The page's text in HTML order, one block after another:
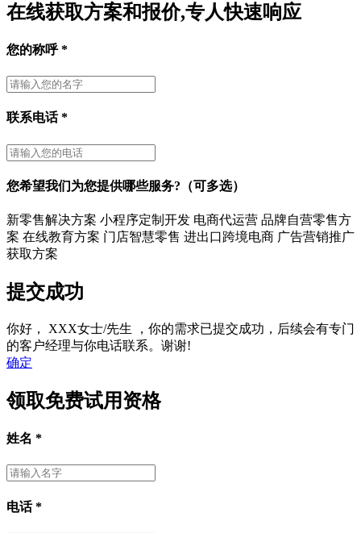
在线获取方案和报价,专人快速响应
您的称呼*
联系电话*
您希望我们为您提供哪些服务?（可多选）
新零售解决方案 小程序定制开发 电商代运营 品牌自营零售方
案 在线教育方案 门店智慧零售 进出口跨境电商 广告营销推广
获取方案
提交成功
你好， XXX女士/先生
，你的需求已提交成功，后续会有专门
的客户经理与你电话联系。谢谢!
确定
领取免费试用资格
姓名 *
电话*